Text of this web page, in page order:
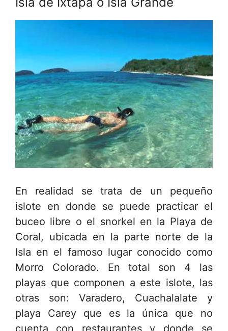
En realidad se trata de un pequeño
islote en donde se puede practicar el
buceo libre o el snorkel en la Playa de
Coral, ubicada en la parte norte de la
Isla en el famoso lugar conocido como
Morro Colorado. En total son 4 las
playas que componen a este islote, las
otras son: Varadero, Cuachalalate y
playa Carey que es la única que no
cuenta con restaurantes y donde se